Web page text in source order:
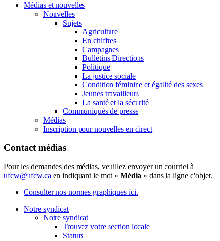
Médias et nouvelles
Nouvelles
Sujets
Agriculture
En chiffres
Campagnes
Bulletins Directions
Politique
La justice sociale
Condition féminine et égalité des sexes
Jeunes travailleurs
La santé et la sécurité
Communiqués de presse
Médias
Inscription pour nouvelles en direct
Contact médias
Pour les demandes des médias, veuillez envoyer un courriel à
ufcw@ufcw.ca en indiquant le mot « Média » dans la ligne d'objet.
Consulter nos normes graphiques ici.
Notre syndicat
Notre syndicat
Trouvez votre section locale
Statuts